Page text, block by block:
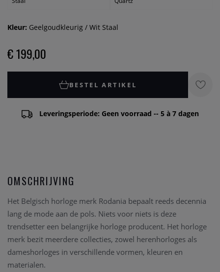
Kleur: Geelgoudkleurig / Wit Staal
€ 199,00
BESTEL ARTIKEL
Leveringsperiode: Geen voorraad -- 5 à 7 dagen
OMSCHRIJVING
Het Belgisch horloge merk Rodania bepaalt reeds decennia
lang de mode aan de pols. Niets voor niets is deze
trendsetter een belangrijke horloge producent. Het horloge
merk bezit meerdere collecties, zowel herenhorloges als
dameshorloges in verschillende vormen, kleuren en
materialen.